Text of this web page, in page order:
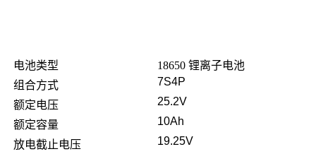
电池类型
18650 锂离子电池
组合方式
7S4P
额定电压
25.2V
额定容量
10Ah
放电截止电压
19.25V